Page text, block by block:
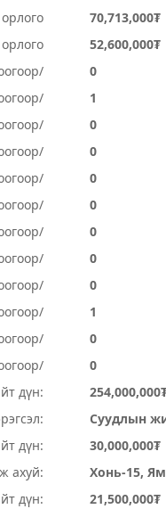
70,713,000₮
52,600,000₮
0
1
0
0
0
0
0
0
0
1
0
0
дүн:
Суудлын
дүн:
30,000,000₮
ахуй:
Хонь-15,
дүн:
21,500,000₮